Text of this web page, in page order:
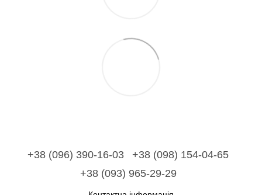
+38 (096) 390-16-03
+38 (098) 154-04-65
+38 (093) 965-29-29